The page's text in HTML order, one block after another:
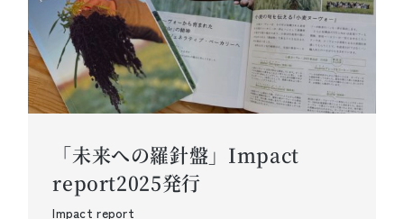
「未来への羅針盤」Impact
report2025発行
Impact report